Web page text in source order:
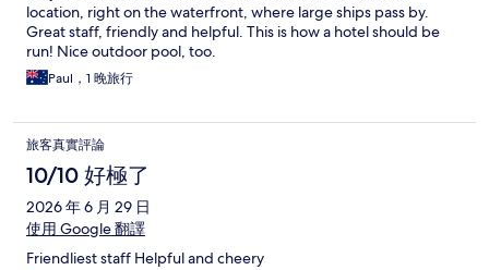
location, right on the waterfront, where large ships pass by.
Great staff, friendly and helpful. This is how a hotel should be
run! Nice outdoor pool, too.
Paul，1 晚旅行
旅客真實評論
10/10 好極了
2026 年 6 月 29 日
使用 Google 翻譯
Friendliest staff Helpful and cheery